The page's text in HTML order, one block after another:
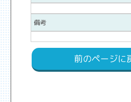
備考
前のページに